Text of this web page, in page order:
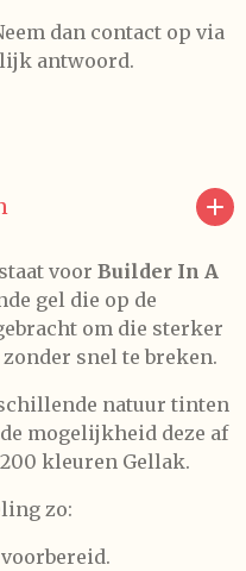
dan contact op via
antwoord.
voor Builder In A
gel die op de
om die sterker
snel te breken.
natuur tinten
mogelijkheid deze af
kleuren Gellak.
zo: